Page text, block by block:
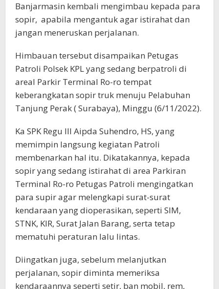
Banjarmasin kembali mengimbau kepada para
sopir, apabila mengantuk agar istirahat dan
jangan meneruskan perjalanan.
Himbauan tersebut disampaikan Petugas
Patroli Polsek KPL yang sedang berpatroli di
areal Parkir Terminal Ro-ro tempat
keberangkatan sopir truk menuju Pelabuhan
Tanjung Perak ( Surabaya), Minggu (6/11/2022).
Ka SPK Regu III Aipda Suhendro, HS, yang
memimpin langsung kegiatan Patroli
membenarkan hal itu. Dikatakannya, kepada
sopir yang sedang istirahat di area Parkiran
Terminal Ro-ro Petugas Patroli mengingatkan
para supir agar melengkapi surat-surat
kendaraan yang dioperasikan, seperti SIM,
STNK, KIR, Surat Jalan Barang, serta tetap
mematuhi peraturan lalu lintas.
Diingatkan juga, sebelum melanjutkan
perjalanan, sopir diminta memeriksa
kendaraannya seperti setir, ban mobil, rem,